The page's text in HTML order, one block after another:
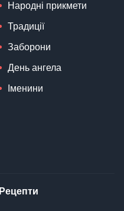
Народні прикмети
Традиції
Заборони
День ангела
Іменини
Рецепти